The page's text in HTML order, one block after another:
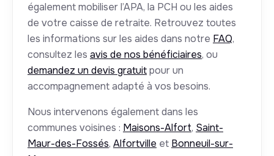
également mobiliser l’APA, la PCH ou les aides
de votre caisse de retraite. Retrouvez toutes
les informations sur les aides dans notre FAQ,
consultez les avis de nos bénéficiaires, ou
demandez un devis gratuitpour un
accompagnement adapté à vos besoins.
Nous intervenons également dans les
communes voisines : Maisons-Alfort, Saint-
Maur-des-Fossés, Alfortville et Bonneuil-sur-